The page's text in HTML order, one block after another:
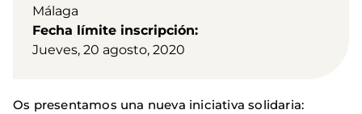
Málaga
Fecha límite inscripción
Jueves, 20 agosto, 2020
Os presentamos una nueva iniciativa solidaria: